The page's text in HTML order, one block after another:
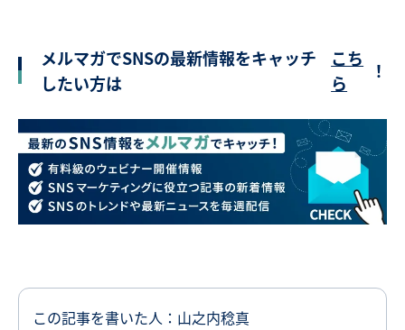
メルマガでSNSの最新情報をキャッチ
したい方は
こち
ら
！
この記事を書いた人：山之内稔真